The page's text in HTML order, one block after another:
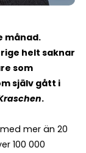
månad.
helt saknar
som
själv gått i
.
mer än 20
100 000